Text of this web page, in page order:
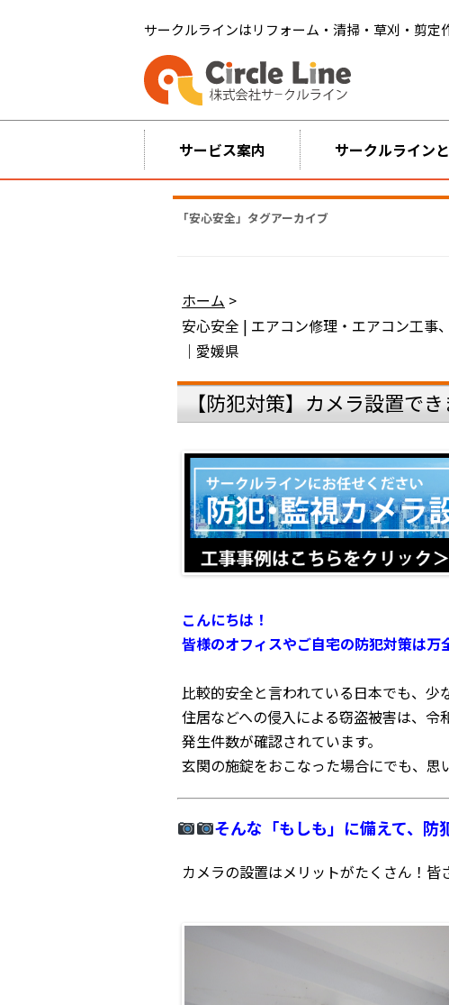
サークルラインはリフォーム・清掃・草刈・剪定
サービス案内 サークルライン
「安心安全」タグアーカイブ
ホーム >
安心安全 | エアコン修理・エアコン工事
｜愛媛県
【防犯対策】カメラ設置でき
こんにちは！
皆様のオフィスやご自宅の防犯対策は万
比較的安全と言われている日本でも、少
住居などへの侵入による窃盗被害は、
発生件数が確認されています。
玄関の施錠をおこなった場合にでも、思
そんな「もしも」に備えて、
カメラの設置はメリットがたくさん！皆